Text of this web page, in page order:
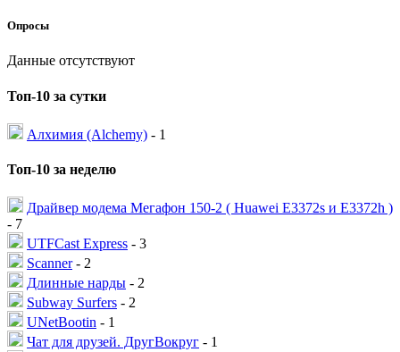
Опросы
Данные отсутствуют
Топ-10 за сутки
Алхимия (Alchemy) - 1
Топ-10 за неделю
Драйвер модема Мегафон 150-2 ( Huawei E3372s и E3372h )
- 7
UTFCast Express - 3
Scanner- 2
Длинные нарды - 2
Subway Surfers - 2
UNetBootin - 1
Чат для друзей. ДругВокруг - 1